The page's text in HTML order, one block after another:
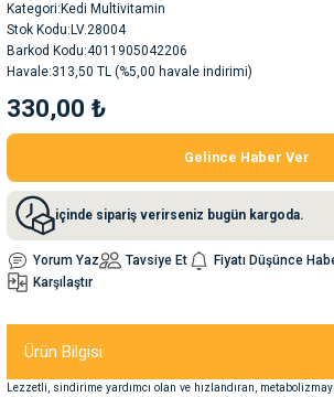
Temizlik Ürünleri
Kategori Kedi Multivitamin
Stok Kodu LV.28004
Barkod Kodu 4011905042206
Havale 313,50 TL (%5,00 havale indirimi)
330,00 ₺
Gelince Haber Ver
içinde sipariş verirseniz bugün kargoda.
Yorum Yaz Tavsiye Et Fiyatı Düşünce
Karşılaştır
Ürün Bilgisi
Lezzetli, sindirime yardımcı olan ve hızlandıran,